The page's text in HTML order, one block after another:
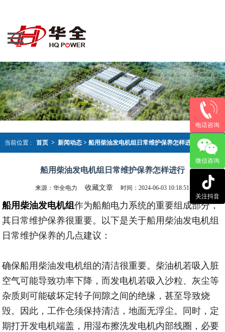
网站首页
产品大全
案例资讯
新闻动态
荣誉资质
关于华全
当前位置 : 首页 > 新闻动态> 船用柴油发电机组日常维护保养怎样进行
船用柴油发电机组日常维护保养怎样进行
来源：华全电力收藏文章 时间：2024-06-03 10:18:51
船用柴油发电机组作为船舶电力系统的重要组成部分，
其日常维护保养很重要。以下是关于船用柴油发电机组
日常维护保养的几点建议：
确保船用柴油发电机组的清洁很重要。柴油机若吸入脏
空气可能导致功率下降，而发电机若吸入沙粒、灰尘等
杂质则可能破坏定转子间隙之间的绝缘，甚至导致烧
毁。因此，工作仓须保持清洁，地面无浮尘。同时，定
期打开发电机端盖，用湿布擦洗发电机内部线圈，必要
电话咨询
微信咨询
关注抖音